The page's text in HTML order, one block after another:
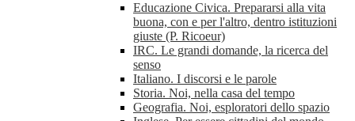
Educazione Civica. Prepararsi alla vita
buona, con e per l'altro, dentro istituzioni
giuste (P. Ricoeur)
IRC. Le grandi domande, la ricerca del
senso
Italiano. I discorsi e le parole
Storia. Noi, nella casa del tempo
Geografia. Noi, esploratori dello spazio